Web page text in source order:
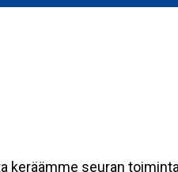
keräämme seuran